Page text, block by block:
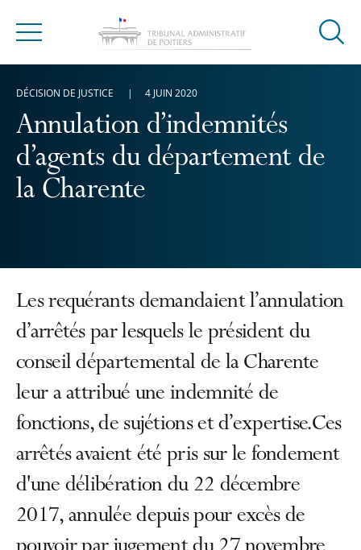
Menu
Ouvrir
Annulation d’indemnités
d’agents du département de
la Charente
DÉCISION DE JUSTICE 4 JUIN 2020
Les requérants demandaient l’annulation
d’arrêtés par lesquels le président du
conseil départemental de la Charente
leur a attribué une indemnité de
fonctions, de sujétions et d’expertise.Ces
arrêtés avaient été pris sur le fondement
d'une délibération du 22 décembre
2017, annulée depuis pour excès de